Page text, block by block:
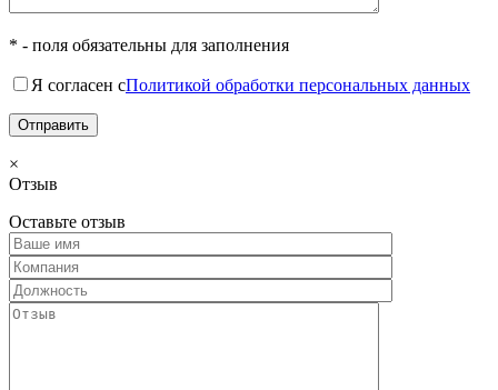
* - поля обязательны для заполнения
Я согласен сПолитикой обработки персональных данных
×
Отзыв
Оставьте отзыв